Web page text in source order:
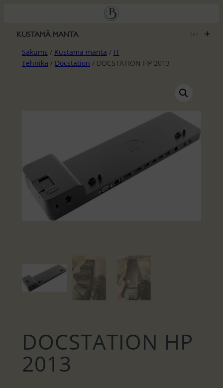
saturu
+
KUSTAMĀ MANTA
Sākums / Kustamā manta / IT
Tehnika / Docstation / DOCSTATION HP 2013
DOCSTATION HP
2013